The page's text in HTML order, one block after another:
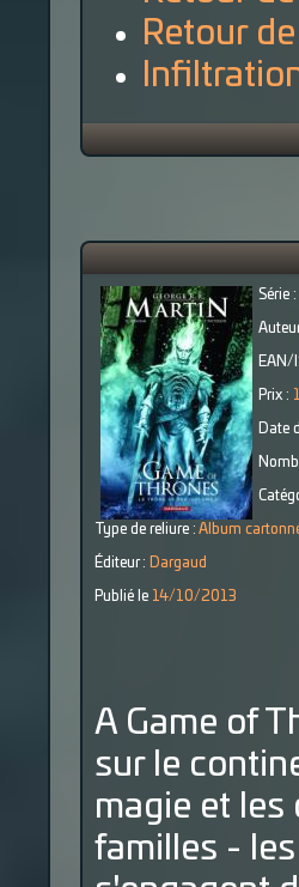
Retour
Série :
EAN/
Prix :
Date
Type de reliure : Album
Éditeur : Dargaud
Publié le 14/10/2013
A Game of
sur le
magie et les
familles -